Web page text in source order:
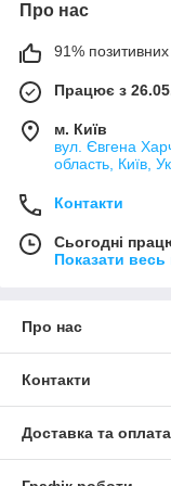
Про нас
91% позитивних
Працює з
м. Київ
вул. Євгена
область, Київ,
Контакти
Сьогодні
Показати весь
Про нас
Контакти
Доставка та оплата